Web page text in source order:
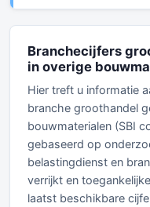
Branchecijfers
in overige
Hier treft u informatie
branche groothandel
bouwmaterialen (SBI
gebaseerd op
belastingdienst en
verrijkt en
laatst beschikbare